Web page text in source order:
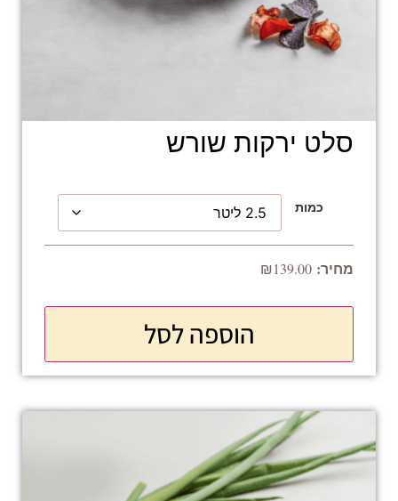
סלט ירקות שורש
כמות
₪139.00
הוספה לסל